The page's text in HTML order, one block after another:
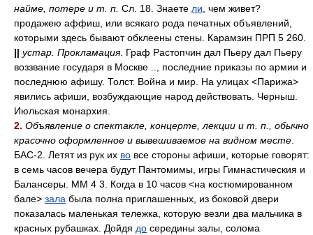
найме, потере и т. п. Сл. 18. Знаете ли , чем живет?
продажею аффиш, или всякаго рода печатных объявлений,
которыми здесь бывают обклеены стены. Карамзин ПРП 5 260.
|| устар. Прокламация. Граф Растопчин дал Пьеру дал Пьеру
воззвание государя в Москве .., последние приказы по армии и
последнюю афишу. Толст. Война и мир. На улицах <Парижа>
явились афиши, возбуждающие народ действовать. Черныш.
Июльская монархия.
2. Объявление о спектакле, концерте, лекции и т. п., обычно
красочно оформленное и вывешиваемое на видном месте
БАС-2. Летят из рук их во все стороны афиши, которые говорят:
в семь часов вечера будут Пантомимы, игры Гимнастическия и
Балансеры. ММ 4 3. Когда в 10 часов <на костюмированном
бале> зала была полна приглашенных, из боковой двери
показалась маленькая тележка, которую везли два мальчика в
красных рубашках. Дойдя до середины залы, солома